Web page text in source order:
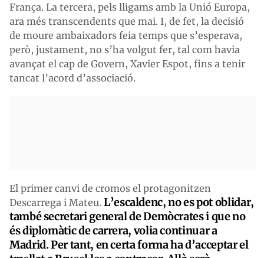
França. La tercera, pels lligams amb la Unió Europa,
ara més transcendents que mai. I, de fet, la decisió
de moure ambaixadors feia temps que s’esperava,
però, justament, no s’ha volgut fer, tal com havia
avançat el cap de Govern, Xavier Espot, fins a tenir
tancat l’acord d’associació.
El primer canvi de cromos el protagonitzen
Descarrega i Mateu. L’escaldenc, no es pot oblidar,
també secretari general de Demòcrates i que no
és diplomàtic de carrera, volia continuar a
Madrid. Per tant, en certa forma ha d’acceptar el